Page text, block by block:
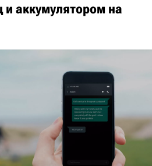
и аккумулятором на